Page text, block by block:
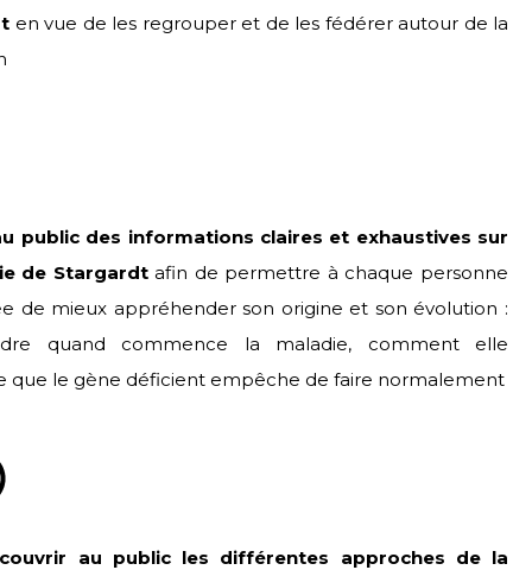
en vue de les regrouper et de les fédérer autour de la
public des informations claires et exhaustives sur
de Stargardtafin de permettre à chaque personne
de mieux appréhender son origine et son évolution :
quand commence la maladie, comment elle
que le gène déficient empêche de faire normalement
au public les différentes approches de la